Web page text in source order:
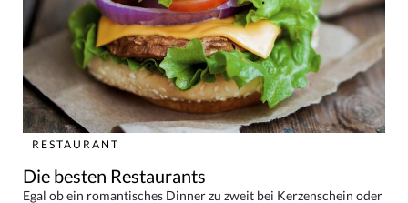
RESTAURANT
Die besten Restaurants
Egal ob ein romantisches Dinner zu zweit bei Kerzenschein oder